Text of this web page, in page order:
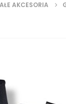
AKCESORIA